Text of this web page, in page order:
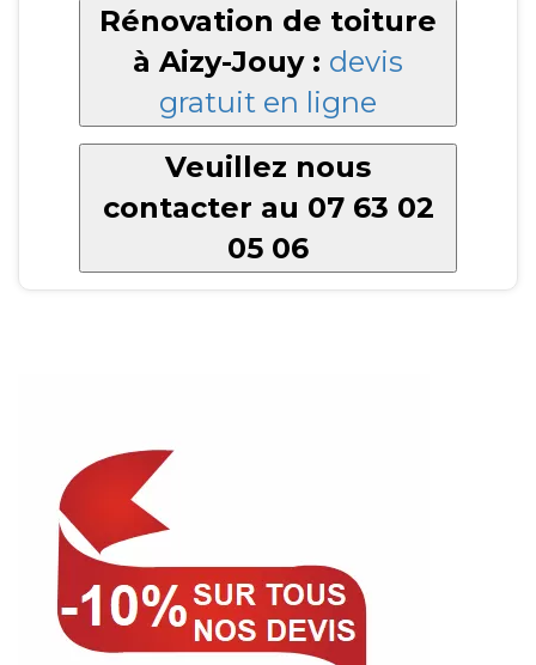
Rénovation de toiture
à Aizy-Jouy : devis
gratuit en ligne
Veuillez nous
contacter au 07 63 02
05 06